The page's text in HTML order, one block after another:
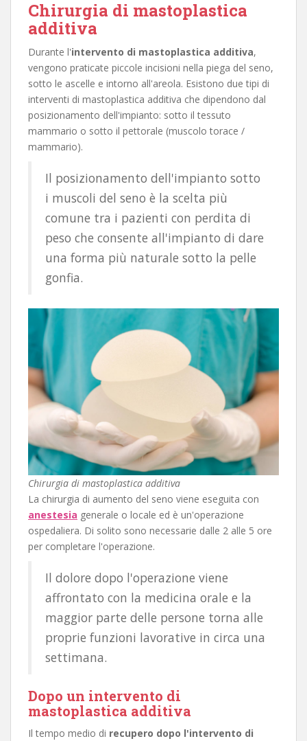
Chirurgia di mastoplastica
additiva
Durante l'intervento di mastoplastica additiva,
vengono praticate piccole incisioni nella piega del seno,
sotto le ascelle e intorno all'areola. Esistono due tipi di
interventi di mastoplastica additiva che dipendono dal
posizionamento dell'impianto: sotto il tessuto
mammario o sotto il pettorale (muscolo torace /
mammario).
Il posizionamento dell'impianto sotto
i muscoli del seno è la scelta più
comune tra i pazienti con perdita di
peso che consente all'impianto di dare
una forma più naturale sotto la pelle
gonfia.
Chirurgia di mastoplastica additiva
La chirurgia di aumento del seno viene eseguita con
anestesia generale o locale ed è un'operazione
ospedaliera. Di solito sono necessarie dalle 2 alle 5 ore
per completare l'operazione.
Il dolore dopo l'operazione viene
affrontato con la medicina orale e la
maggior parte delle persone torna alle
proprie funzioni lavorative in circa una
settimana.
Dopo un intervento di
mastoplastica additiva
Il tempo medio di recupero dopo l'intervento di